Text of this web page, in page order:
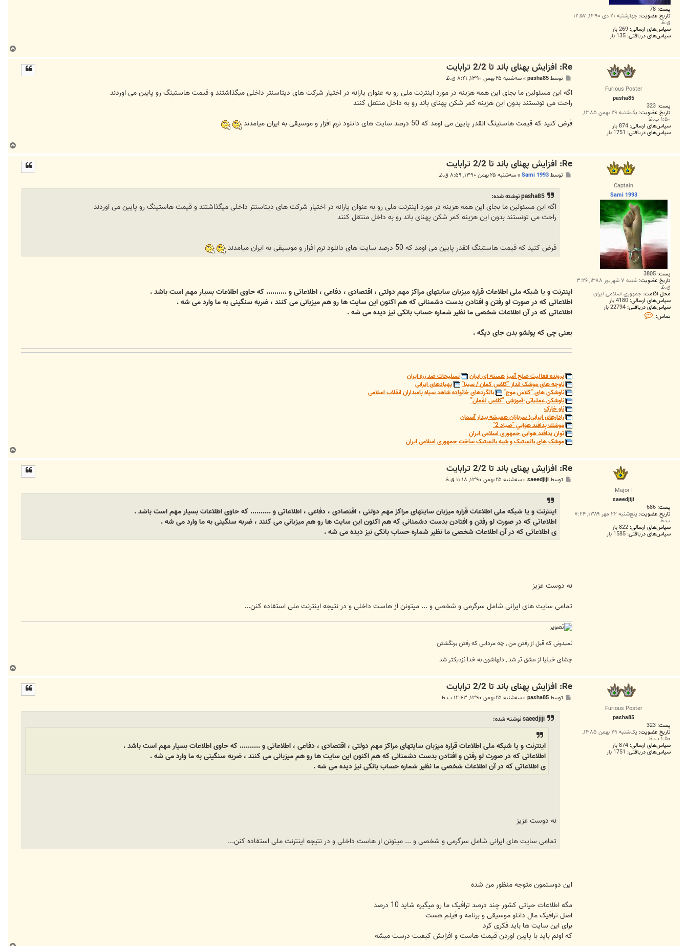
پست: 78
تاریخ عضویت: چهارشنبه ۲۱ دی ۱۳۹۰, ۱۲:۵۷
ق.ظ
سپاس‌های ارسالی: 269 بار
سپاس‌های دریافتی: 135 بار
ا
Furious Poster
pasha85
پست: 323
تاریخ عضویت: یک‌شنبه ۲۹ بهمن ۱۳۸۵,
۱:۵۰ ب.ظ
سپاس‌های ارسالی: 874 بار
سپاس‌های دریافتی: 1751 بار
Re: افزایش پهنای باند تا 2/2 ترابایت
ت
توسطpasha85
»سه‌شنبه ۲۵ بهمن ۱۳۹۰, ۸:۴۱ ق.ظ
اگه این مسئولین ما بجای این همه هزینه در مورد اینترنت ملی رو به عنوان یارانه در اختیار شرکت های دیتاسنتر داخلی میگذاشتند و قیمت هاستینگ رو پایین می اوردند
راحت می تونستند بدون این هزینه کمر شکن پهنای باند رو به داخل منتقل کنند
فرض کنید که قیمت هاستینگ انقدر پایین می اومد که 50 درصد سایت های دانلود نرم افزار و موسیقی به ایران میامدند
ا
Captain
Sami 1993
پست: 3805
تاریخ عضویت: شنبه ۷ شهریور ۱۳۸۸, ۳:۲۶
ق.ظ
محل اقامت: جمهوری اسلامی ایران
سپاس‌های ارسالی: 4180 بار
سپاس‌های دریافتی: 22794 بار
تماس:
Re: افزایش پهنای باند تا 2/2 ترابایت
توسطSami 1993
»سه‌شنبه ۲۵ بهمن ۱۳۹۰, ۸:۵۹ ق.ظ
pasha85 نوشته شده:
اگه این مسئولین ما بجای این همه هزینه در مورد اینترنت ملی رو به عنوان یارانه در اختیار شرکت های دیتاسنتر داخلی میگذاشتند و قیمت هاستینگ رو پایین می اوردند
راحت می تونستند بدون این هزینه کمر شکن پهنای باند رو به داخل منتقل کنند
فرض کنید که قیمت هاستینگ انقدر پایین می اومد که 50 درصد سایت های دانلود نرم افزار و موسیقی به ایران میامدند
اینترنت و یا شبکه ملی اطلاعات قراره میزبان سایتهای مراکز مهم دولتی ، اقتصادی ، دفاعی ، اطلاعاتی و .......... که حاوی اطلاعات بسیار مهم است باشد .
اطلاعاتی که در صورت لو رفتن و افتادن بدست دشمنانی که هم اکنون این سایت ها رو هم میزبانی می کنند ، ضربه سنگینی به ما وارد می شه .
اطلاعاتی که در آن اطلاعات شخصی ما نظیر شماره حساب بانکی نیز دیده می شه .
یعنی چی که پولشو بدن جای دیگه .
پرونده فعالیت صلح آمیز هسته ای ایران
تسلیحات ضد زره ایران
ناوچه های موشک انداز "کلاس کمان / سینا"
پهپادهای ایرانی
ناوشکن های "کلاس موج"
بالگردهای خانواده شاهد سپاه پاسداران انقلاب اسلامی
ناوشکن عملیاتی-آموزشی "کلاس لقمان"
ناو خارک
رادارهای ایرانی؛ سربازان همیشه بیدار آسمان
موشك پدافند هوايي "صياد 2"
توان پدافند هوایی جمهوری اسلامی ایران
موشک های بالستیک و شبه بالستیک ساخت جمهوری اسلامی ایران
ا
Major I
saeedjiji
پست: 686
تاریخ عضویت: پنج‌شنبه ۲۲ مهر ۱۳۸۹, ۷:۲۴
ب.ظ
سپاس‌های ارسالی: 822 بار
سپاس‌های دریافتی: 1585 بار
Re: افزایش پهنای باند تا 2/2 ترابایت
توسطsaeedjiji
»سه‌شنبه ۲۵ بهمن ۱۳۹۰, ۱۱:۱۸ ق.ظ
اینترنت و یا شبکه ملی اطلاعات قراره میزبان سایتهای مراکز مهم دولتی ، اقتصادی ، دفاعی ، اطلاعاتی و .......... که حاوی اطلاعات بسیار مهم است باشد .
اطلاعاتی که در صورت لو رفتن و افتادن بدست دشمنانی که هم اکنون این سایت ها رو هم میزبانی می کنند ، ضربه سنگینی به ما وارد می شه .
ی اطلاعاتی که در آن اطلاعات شخصی ما نظیر شماره حساب بانکی نیز دیده می شه .
نه دوست عزیز
تمامی سایت های ایرانی شامل سرگرمی و شخصی و ... میتونن از هاست داخلی و در نتیجه اینترنت ملی استفاده کنن...
نمیدونی که قبل از رفتن من , چه مردایی که رفتن برنگشتن
چشای خیلیا از عشق تر شد , دلهاشون به خدا نزدیکتر شد
ا
Furious Poster
pasha85
پست: 323
تاریخ عضویت: یک‌شنبه ۲۹ بهمن ۱۳۸۵,
۱:۵۰ ب.ظ
سپاس‌های ارسالی: 874 بار
سپاس‌های دریافتی: 1751 بار
Re: افزایش پهنای باند تا 2/2 ترابایت
توسطpasha85
»سه‌شنبه ۲۵ بهمن ۱۳۹۰, ۱۲:۴۳ ب.ظ
saeedjiji نوشته شده:
اینترنت و یا شبکه ملی اطلاعات قراره میزبان سایتهای مراکز مهم دولتی ، اقتصادی ، دفاعی ، اطلاعاتی و .......... که حاوی اطلاعات بسیار مهم است باشد .
اطلاعاتی که در صورت لو رفتن و افتادن بدست دشمنانی که هم اکنون این سایت ها رو هم میزبانی می کنند ، ضربه سنگینی به ما وارد می شه .
ی اطلاعاتی که در آن اطلاعات شخصی ما نظیر شماره حساب بانکی نیز دیده می شه .
نه دوست عزیز
تمامی سایت های ایرانی شامل سرگرمی و شخصی و ... میتونن از هاست داخلی و در نتیجه اینترنت ملی استفاده کنن...
این دوستمون متوجه منظور من شده
مگه اطلاعات حیاتی کشور چند درصد ترافیک ما رو میگیره شاید 10 درصد
اصل ترافیک مال دانلو موسیقی و برنامه و فیلم هست
برای این سایت ها باید فکری کرد
که اونم باید با پایین اوردن قیمت هاست و افزایش کیفیت درست میشه